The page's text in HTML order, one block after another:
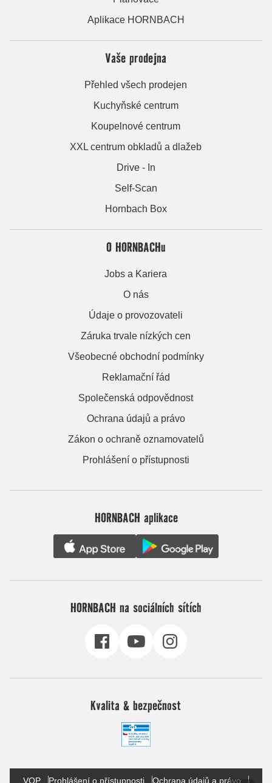
Aplikace HORNBACH
Vaše prodejna
Přehled všech prodejen
Kuchyňské centrum
Koupelnové centrum
XXL centrum obkladů a dlažeb
Drive - In
Self-Scan
Hornbach Box
O HORNBACHu
Jobs a Kariera
O nás
Údaje o provozovateli
Záruka trvale nízkých cen
Všeobecné obchodní podmínky
Reklamační řád
Společenská odpovědnost
Ochrana údajů a právo
Zákon o ochraně oznamovatelů
Prohlášení o přístupnosti
HORNBACH aplikace
HORNBACH na sociálních sítích
Kvalita & bezpečnost
VOP Prohlášení o přístupnosti Ochrana údajů a právo